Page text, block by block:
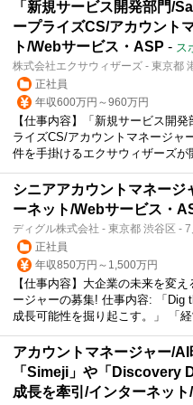
「新規サービス開発部門/
ープライズCS/アカウント
ト/Webサービス・ASP - ス
株式会社エクサウィザーズ - 東京都
正社員
年収600万円～960万円
【仕事内容】「新規サービス開
ライズCS/アカウントマネージャ
件を手掛けるエクサウィザーズが
シニアアカウントマネー
ーネット/Webサービス・
ディグル株式会社 - 東京都 渋谷区 - 7
正社員
年収850万円～1,500万円
【仕事内容】大企業の未来を変
ージャーの募集! 仕事内容: 「Dig
成長可能性を掘り起こす。」 「経
アカウントマネージャー/
「Simeji」や「Discovery
成長を牽引/インターネッ